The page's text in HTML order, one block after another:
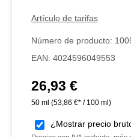
Artículo de tarifas
Número de producto:
EAN: 4024596049553
Precio normal:
26,93 €
50 ml (53,86 €* / 100 ml)
¿Mostrar precio